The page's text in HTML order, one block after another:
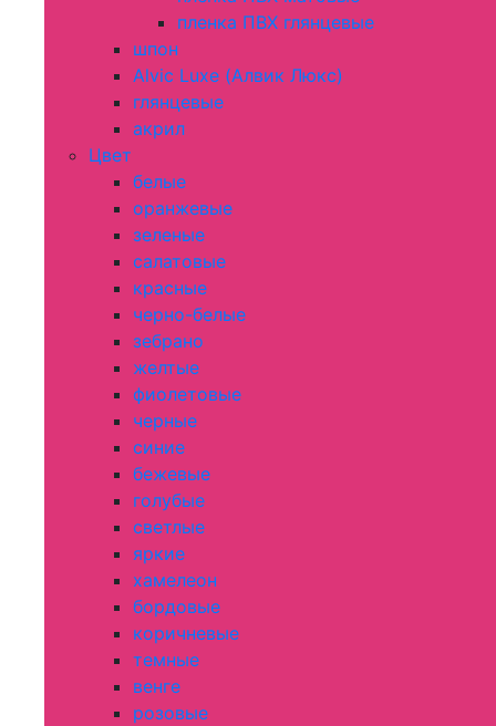
пленка ПВХ глянцевые
шпон
Alvic Luxe (Алвик Люкс)
глянцевые
акрил
Цвет
белые
оранжевые
зеленые
салатовые
красные
черно-белые
зебрано
желтые
фиолетовые
черные
синие
бежевые
голубые
светлые
яркие
хамелеон
бордовые
коричневые
темные
венге
розовые